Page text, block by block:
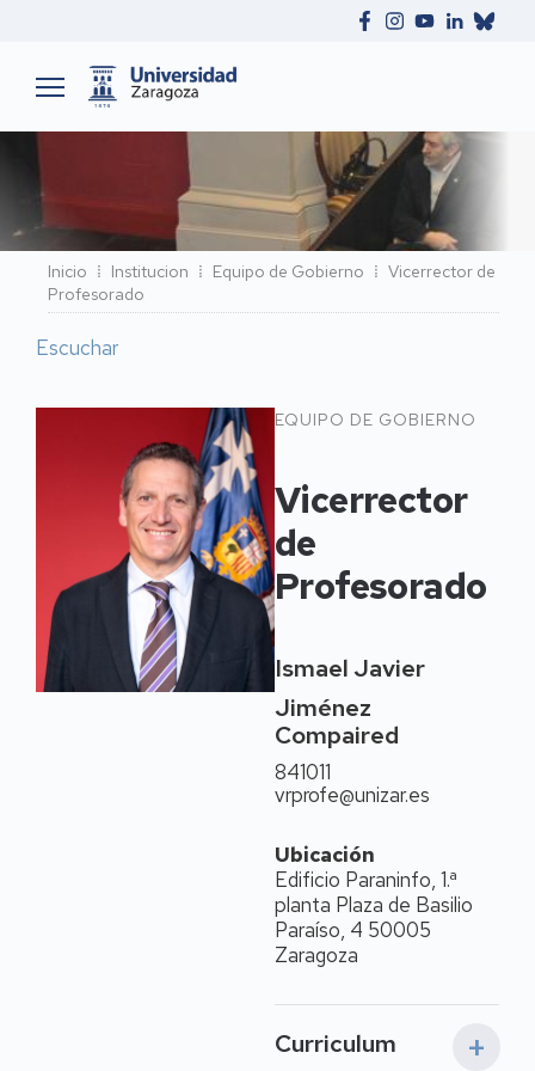
Ruta
de
navegación
Inicio Institucion Equipo de Gobierno
Vicerrector de
Profesorado
Escuchar
Vicerrector
de
Profesorado
Ismael Javier
Jiménez
Compaired
841011
vrprofe@unizar.es
Ubicación
Edificio Paraninfo, 1.ª
planta Plaza de Basilio
Paraíso, 4 50005
Zaragoza
Curriculum